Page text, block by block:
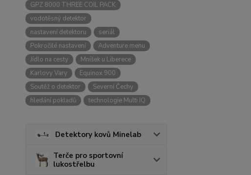
GPZ 8000 THREE COIL PACK
vodotěsný detektor
nastavení detektoru
seriál
Pokročilé nastavení
Adventure menu
Jídlo na cesty
Mníšek u Liberece
Karlovy Vary
Equinox 900
Soutěž o detektor
Severní Čechy
hledání pokladů
technologie Multi IQ
Detektory kovů Minelab
Terče pro sportovní
lukostřelbu